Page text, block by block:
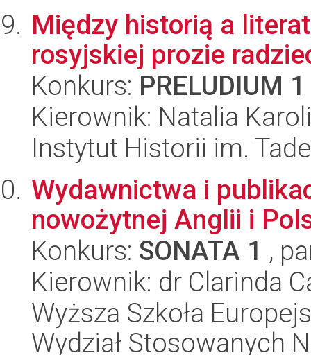
Między historią a
rosyjskiej prozie
Konkurs: PRELUDIUM 1
Kierownik: Natalia
Instytut Historii im.
Wydawnictwa i
nowożytnej Anglii i
Konkurs: SONATA 1 ,
Kierownik: dr Clarinda
Wyższa Szkoła
Wydział Stosowanych